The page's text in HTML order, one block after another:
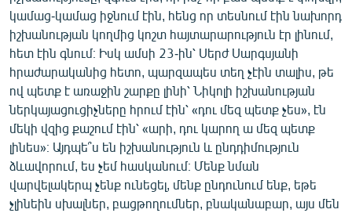
կամաց-կամաց իջնում էին, հենց որ տեսնում էին նախորդ
իշխանության կողմից կոշտ հայտարարություն էր լինում,
հետ էին գնում։ Իսկ ամսի 23-ին՝ Սերժ Սարգսյանի
հրաժարականից հետո, պարզապես տեղ չէին տալիս, թե
ով պետք է առաջին շարքը լինի՝ Նիկոլի իշխանության
ներկայացուցիչները հրում էին՝ «դու մեզ պետք չես», էն
մեկի վզից քաշում էին՝ «արի, դու կարող ա մեզ պետք
լինես»։ Այդպե՞ս են իշխանություն և ընդդիմություն
ձևավորում, ես չեմ հասկանում։ Մենք նման
վարվելակերպ չենք ունեցել, մենք ընդունում ենք, եթե
չլինեին սխալներ, բացթողումներ, բնականաբար, այս մեն